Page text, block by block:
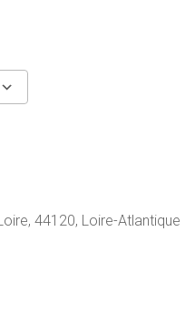
44120, Loire-Atlantique